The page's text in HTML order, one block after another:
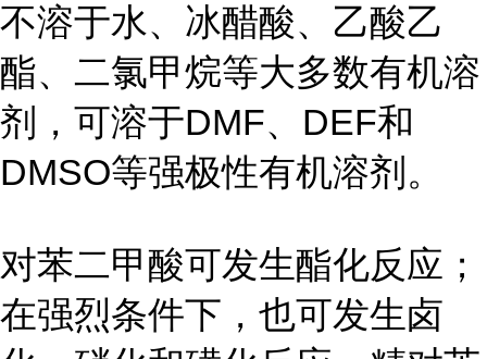
不溶于水、冰醋酸、乙酸乙
酯、二氯甲烷等大多数有机溶
剂，可溶于DMF、DEF和
DMSO等强极性有机溶剂。
对苯二甲酸可发生酯化反应；
在强烈条件下，也可发生卤